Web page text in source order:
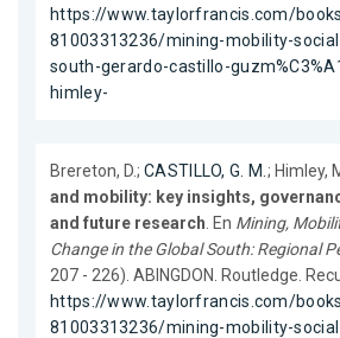
https://www.taylorfrancis.com/
81003313236/mining-mobility-
south-gerardo-castillo-
himley-
Brereton, D.; CASTILLO, G. M.; Himley,
and mobility: key insights,
and future research. En Mining,
Change in the Global South: Regional
207 - 226). ABINGDON. Routledge.
https://www.taylorfrancis.com/
81003313236/mining-mobility-